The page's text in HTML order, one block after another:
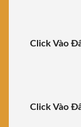
Click Vào
Click Vào